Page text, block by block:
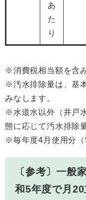
あ
た
り
※消費税相当額を含
※汚水排除量は、基
みなします。
※水道水以外（井戸
態に応じて汚水排除
※毎年度4月使用分（
〔参考〕一般
和5年度で月